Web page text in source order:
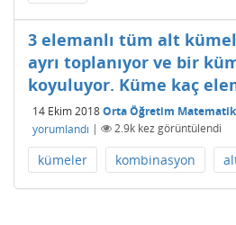
3 elemanlı tüm alt
ayrı toplanıyor ve bir
koyuluyor. Küme kaç
14 Ekim 2018Orta Öğretim Matematik
yorumlandı | 2.9k kez görüntülendi
kümeler kombinasyon